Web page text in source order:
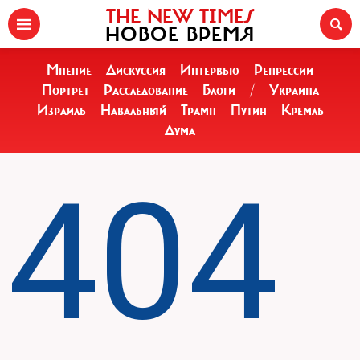
THE NEW TIMES
НОВОЕ ВРЕМЯ
Мнение Дискуссия Интервью
Репрессии
Портрет
Расследование Блоги /
Украина
Израиль
Навальный Трамп Путин
Кремль
Дума
404